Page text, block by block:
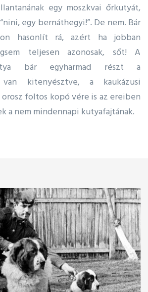
egy moszkvai őrkutyát,
egy bernáthegyi!”. De nem. Bár
hasonlít rá, azért ha jobban
teljesen azonosak, sőt! A
bár egyharmad részt a
van kitenyésztve, a kaukázusi
orosz foltos kopó vére is az ereiben
a nem mindennapi kutyafajtának.